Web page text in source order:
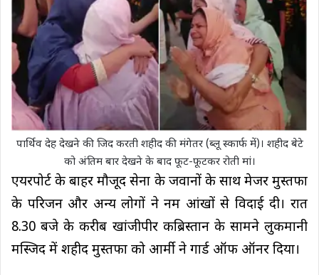
पार्थिव देह देखने की जिद करती शहीद की मंगेतर (ब्लू स्कार्फ में)। शहीद बेटे
को अंतिम बार देखने के बाद फूट-फूटकर रोती मां।
एयरपोर्ट के बाहर मौजूद सेना के जवानों के साथ मेजर मुस्तफा
के परिजन और अन्य लोगों ने नम आंखों से विदाई दी। रात
8.30 बजे के करीब खांजीपीर कब्रिस्तान के सामने लुकमानी
मस्जिद में शहीद मुस्तफा को आर्मी ने गार्ड ऑफ ऑनर दिया।